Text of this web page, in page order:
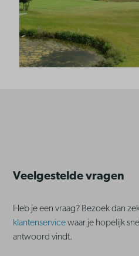
Veelgestelde vragen
Heb je een vraag? Bezoek dan
klantenservicewaar je hopelijk
antwoord vindt.